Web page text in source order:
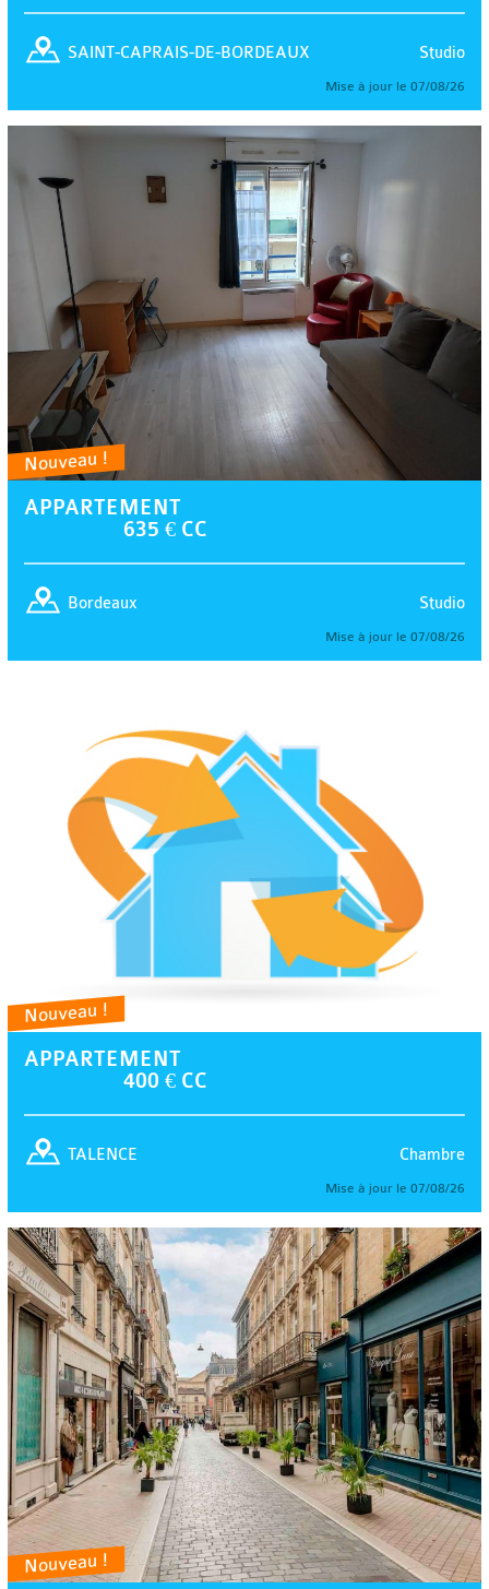
Studio
SAINT-CAPRAIS-DE-BORDEAUX
Mise à jour le 07/08/26
Nouveau !
APPARTEMENT
635 € CC
Studio
Bordeaux
Mise à jour le 07/08/26
Nouveau !
APPARTEMENT
400 € CC
Chambre
TALENCE
Mise à jour le 07/08/26
Nouveau !